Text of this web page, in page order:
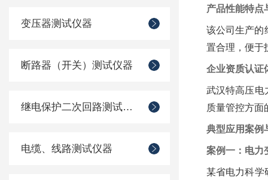
变压器测试仪器
断路器（开关）测试仪器
继电保护二次回路测试仪器
电缆、线路测试仪器
产品性能特点
该公司生产的
置合理，便于
企业资质认证
武汉特高压电
质量管控方面
典型应用案例
案例一：电力
某省电力科学